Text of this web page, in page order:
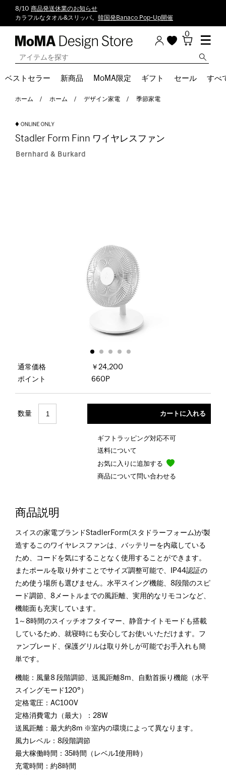
8/10 商品発送休業のお知らせ
カラフルなタオル&スリッパ。 韓国発Banaco Pop-Up開催
0
ベストセラー 新商品 MoMA限定 ギフト セール すべ
ホーム ホーム デザイン家電 季節家電
Stadler Form Finn ワイヤレスファン
Bernhard & Burkard
通常価格
￥24,200
ポイント
660P
数量
ギフトラッピング対応不可
送料について
お気に入りに追加する
商品について問い合わせる
商品説明
スイスの家電ブランドStadlerForm(スタドラーフォーム)が製
造するこのワイヤレスファンは、バッテリーを内蔵している
ため、コードを気にすることなく使用することができます。
またポールを取り外すことでサイズ調整可能で、IP44認証の
ため使う場所も選びません。水平スイング機能、8段階のスピ
ード調節、8メートルまでの風距離、実用的なリモコンなど、
機能面も充実しています。
1～8時間のスイッチオフタイマー、静音ナイトモードも搭載
しているため、就寝時にも安心してお使いいただけます。フ
ァンブレード、保護グリルは取り外しが可能でお手入れも簡
単です。
機能：風量8 段階調節、送風距離8m、自動首振り機能（水平
スイングモード120°）
定格電圧：AC100V
定格消費電力（最大）：28W
送風距離：最大約8m ※室内の環境によって異なります。
風力レベル：8段階調節
最大稼働時間：35時間（レベル1使用時）
充電時間：約8時間